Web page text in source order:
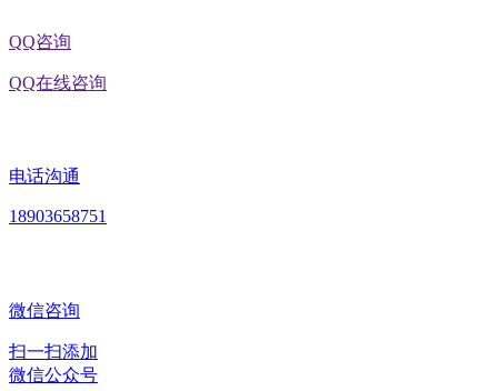
QQ咨询
QQ在线咨询
电话沟通
18903658751
微信咨询
扫一扫添加
微信公众号